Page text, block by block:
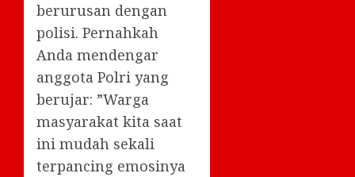
berurusan dengan
polisi. Pernahkah
Anda mendengar
anggota Polri yang
berujar: ”Warga
masyarakat kita saat
ini mudah sekali
terpancing emosinya